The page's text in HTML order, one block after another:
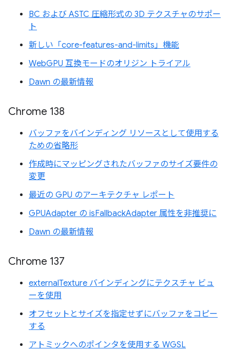
BC および ASTC 圧縮形式の 3D テクスチャのサポー
ト
新しい「core-features-and-limits」機能
WebGPU 互換モードのオリジン トライアル
Dawn の最新情報
Chrome 138
バッファをバインディング リソースとして使用する
ための省略形
作成時にマッピングされたバッファのサイズ要件の
変更
最近の GPU のアーキテクチャ レポート
GPUAdapter の isFallbackAdapter 属性を非推奨に
Dawn の最新情報
Chrome 137
externalTexture バインディングにテクスチャ ビュ
ーを使用
オフセットとサイズを指定せずにバッファをコピー
する
アトミックへのポインタを使用する WGSL